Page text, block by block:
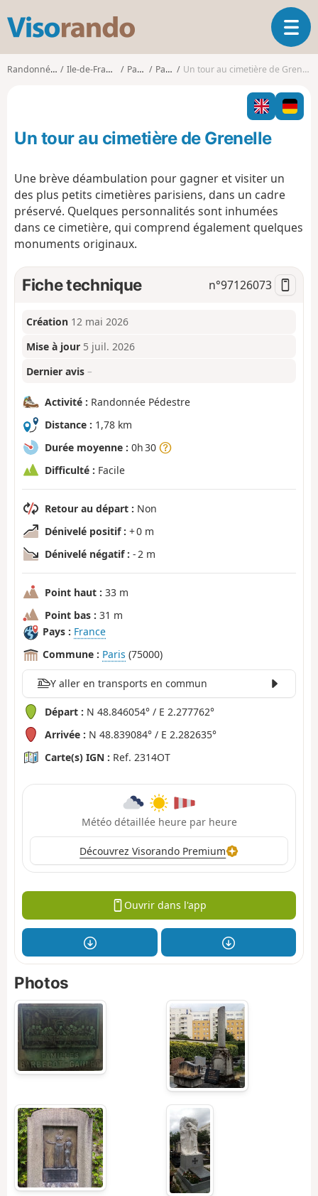
s
o
o
O
u
i
r
l
a
o
Randonnées Ile-de-France Paris Paris Un tour au cimetière de Grenelle
Un tour au cimetière de Grenelle
Une brève déambulation pour gagner et visiter un
des plus petits cimetières parisiens, dans un cadre
préservé. Quelques personnalités sont inhumées
dans ce cimetière, qui comprend également quelques
monuments originaux.
Fiche technique n°97126073
Création 12 mai 2026
Mise à jour 5 juil. 2026
Dernier avis –
Activité : Randonnée Pédestre
Distance : 1,78 km
Durée moyenne : 0h 30
Difficulté : Facile
Retour au départ : Non
Dénivelé positif : + 0 m
Dénivelé négatif : - 2 m
Point haut : 33 m
Point bas : 31 m
Pays : France
Commune : Paris (75000)
Y aller en transports en commun
Départ : N 48.846054° / E 2.277762°
Arrivée : N 48.839084° / E 2.282635°
Carte(s) IGN : Ref. 2314OT
Météo détaillée heure par heure
Découvrez Visorando Premium
Ouvrir dans l'app
Photos